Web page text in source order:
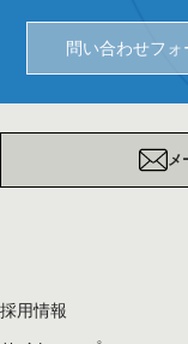
問い合わせフォ
メ
採用情報